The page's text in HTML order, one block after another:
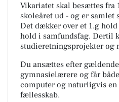
Vikariatet skal besættes fra
skoleåret ud - og er samlet
Det dækker over et 1.g
hold i samfundsfag. Dertil
studieretningsprojekter og
Du ansættes efter
gymnasielærere og får
computer og naturligvis
fællesskab.